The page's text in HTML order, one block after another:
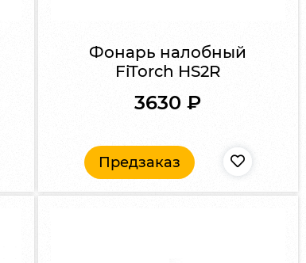
Фонарь налобный
FiTorch HS2R
3630₽
Предзаказ